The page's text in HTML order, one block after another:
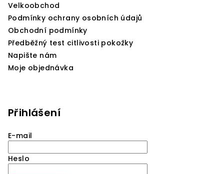
Velkoobchod
Podmínky ochrany osobních údajů
Obchodní podmínky
Předběžný test citlivosti pokožky
Napište nám
Moje objednávka
Přihlášení
E-mail
Heslo